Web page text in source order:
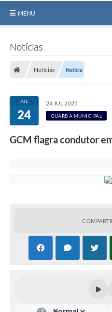
MENU
Licitações / PCA
Transparência
Notícias
Notícias Notícia
JUL
24
24 JUL 2025
GUARDA MUNICIPAL
GCM flagra condutor